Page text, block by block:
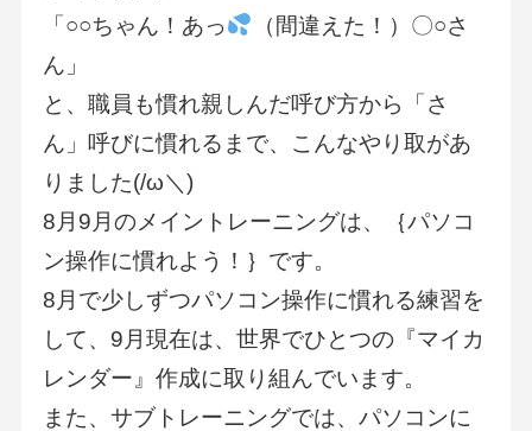
「○○ちゃん！あっ
（間違えた！）〇○さ
ん」
と、職員も慣れ親しんだ呼び方から「さ
ん」呼びに慣れるまで、こんなやり取があ
りました(/ω＼)
8月9月のメイントレーニングは、｛パソコ
ン操作に慣れよう！｝です。
8月で少しずつパソコン操作に慣れる練習を
して、9月現在は、世界でひとつの『マイカ
レンダー』作成に取り組んでいます。
また、サブトレーニングでは、パソコンに